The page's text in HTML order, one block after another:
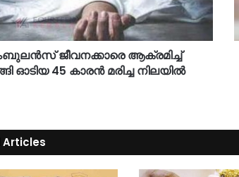
ജീവനക്കാരെ ആക്രമിച്ച്
ഓടിയ 45 കാരൻ മരിച്ച നിലയില്‍
Articles